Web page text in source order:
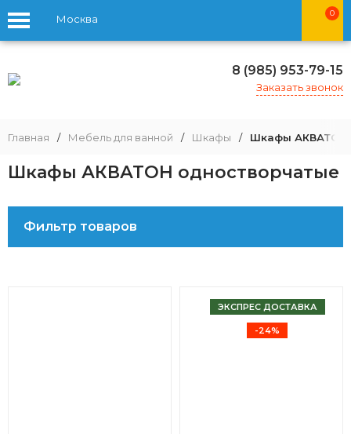
Москва 0
8 (985) 953-79-15
Заказать звонок
Главная / Мебель для ванной / Шкафы / Шкафы АКВАТОН
Шкафы АКВАТОН одностворчатые
Фильтр товаров
ЭКСПРЕС ДОСТАВКА
-24%